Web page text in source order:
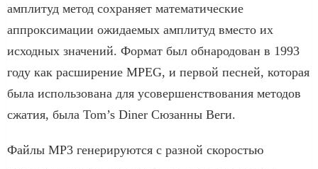
амплитуд метод сохраняет математические
аппроксимации ожидаемых амплитуд вместо их
исходных значений. Формат был обнародован в 1993
году как расширение MPEG, и первой песней, которая
была использована для усовершенствования методов
сжатия, была Tom’s Diner Сюзанны Веги.
Файлы MP3 генерируются с разной скоростью